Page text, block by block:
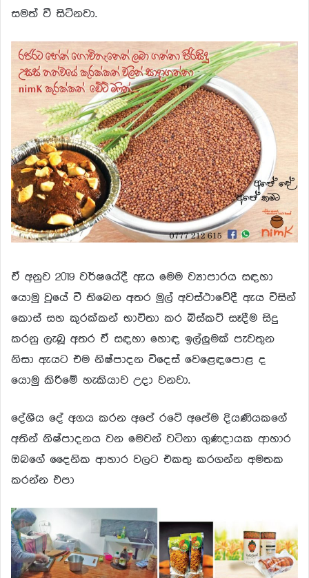
සමත් වී සිටිනවා.
ඒ අනුව 2019 වර්ෂයේදී ඇය මෙම ව්‍යාපාරය සඳහා
යොමු වූයේ වී තිබෙන අතර මුල් අවස්ථාවේදී ඇය විසින්
කොස් සහ කුරක්කන් භාවිතා කර බිස්කට් සෑදීම සිදු
කරනු ලැබූ අතර ඒ සඳහා හොඳ ඉල්ලුමක් පැවතුන
නිසා ඇයට එම නිෂ්පාදන විදෙස් වෙළෙඳපොළ ද
යොමු කිරීමේ හැකියාව උදා වනවා.
දේශීය දේ අගය කරන අපේ රටේ අපේම දියණියකගේ
අතින් නිෂ්පාදනය වන මෙවන් වටිනා ගුණදායක ආහාර
ඔබගේ දෛනික ආහාර වලට එකතු කරගන්න අමතක
කරන්න එපා